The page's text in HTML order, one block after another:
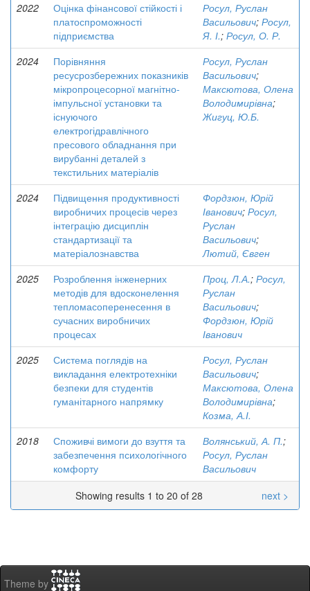
2022
Оцінка фінансової стійкості і
платоспроможності
підприємства
Росул, Руслан
Васильович; Росул,
Я. І.; Росул, О. Р.
2024
Порівняння
ресусрозбережних показників
мікропроцесорної магнітно-
імпульсної установки та
існуючого
електрогідравлічного
пресового обладнання при
вирубанні деталей з
текстильних матеріалів
Росул, Руслан
Васильович;
Максютова, Олена
Володимирівна;
Жигуц, Ю.Б.
2024
Підвищення продуктивності
виробничих процесів через
інтеграцію дисциплін
стандартизації та
матеріалознавства
Фордзюн, Юрій
Іванович; Росул,
Руслан
Васильович;
Лютий, Євген
2025
Розроблення інженерних
методів для вдосконелення
тепломасоперенесення в
сучасних виробничих
процесах
Проц, Л.А.; Росул,
Руслан
Васильович;
Фордзюн, Юрій
Іванович
2025
Система поглядів на
викладання електротехніки
безпеки для студентів
гуманітарного напрямку
Росул, Руслан
Васильович;
Максютова, Олена
Володимирівна;
Козма, А.І.
2018
Споживчі вимоги до взуття та
забезпечення психологічного
комфорту
Волянський, А. П.;
Росул, Руслан
Васильович
Showing results 1 to 20 of 28
next >
Theme by